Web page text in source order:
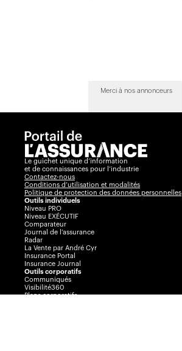
Merci à nos annonceurs
Le guichet unique d’information
et de connaissances pour l’industrie
Contactez-nous
Conditions d’utilisation et modalités
Politique de protection des données personnelles
Outils individuels
Niveau PRO
Niveau EXÉCUTIF
Comparateur
Journal de l’assurance
Radar
La Vente par André Cyr
Insurance Portal
Insurance Journal
Outils corporatifs
Communiqués
Visibilité360
Plans corporatifs